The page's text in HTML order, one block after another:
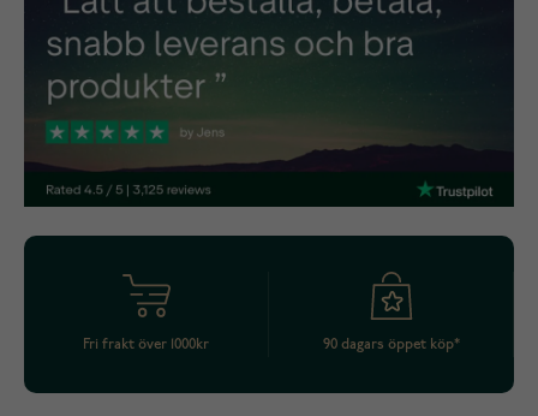
Fri frakt över 1000kr 90 dagars öppet köp*